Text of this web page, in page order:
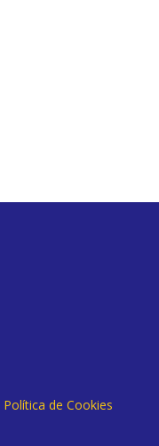
Política de Cookies